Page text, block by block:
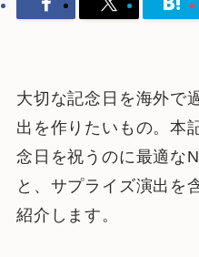
大切な記念日を海外で
出を作りたいもの。本
念日を祝うのに最適な
と、サプライズ演出を
紹介します。